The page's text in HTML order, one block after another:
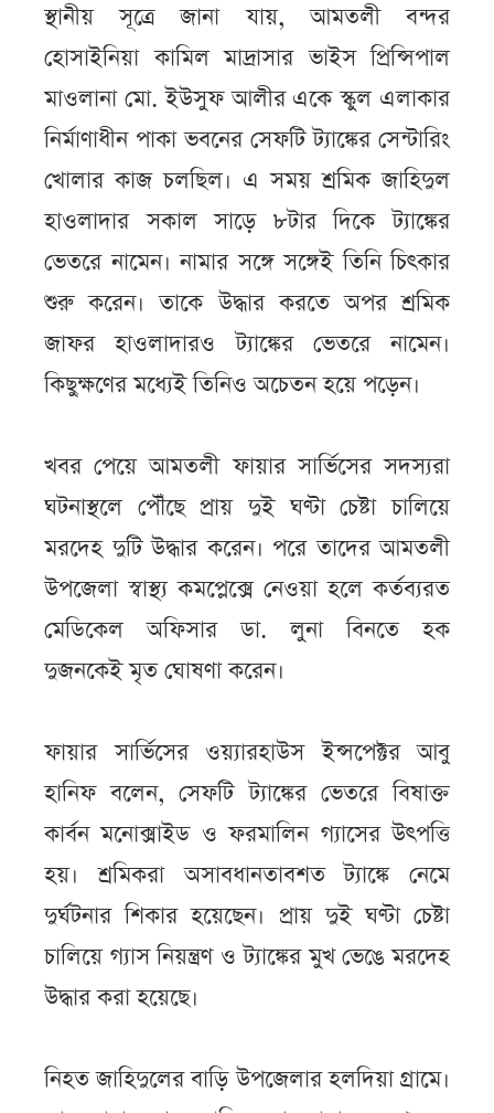
স্থানীয় সূত্রে জানা যায়, আমতলী বন্দর
হোসাইনিয়া কামিল মাদ্রাসার ভাইস প্রিন্সিপাল
মাওলানা মো. ইউসুফ আলীর একে স্কুল এলাকার
নির্মাণাধীন পাকা ভবনের সেফটি ট্যাঙ্কের সেন্টারিং
খোলার কাজ চলছিল। এ সময় শ্রমিক জাহিদুল
হাওলাদার সকাল সাড়ে ৮টার দিকে ট্যাঙ্কের
ভেতরে নামেন। নামার সঙ্গে সঙ্গেই তিনি চিৎকার
শুরু করেন। তাকে উদ্ধার করতে অপর শ্রমিক
জাফর হাওলাদারও ট্যাঙ্কের ভেতরে নামেন।
কিছুক্ষণের মধ্যেই তিনিও অচেতন হয়ে পড়েন।
খবর পেয়ে আমতলী ফায়ার সার্ভিসের সদস্যরা
ঘটনাস্থলে পৌঁছে প্রায় দুই ঘণ্টা চেষ্টা চালিয়ে
মরদেহ দুটি উদ্ধার করেন। পরে তাদের আমতলী
উপজেলা স্বাস্থ্য কমপ্লেক্সে নেওয়া হলে কর্তব্যরত
মেডিকেল অফিসার ডা. লুনা বিনতে হক
দুজনকেই মৃত ঘোষণা করেন।
ফায়ার সার্ভিসের ওয়্যারহাউস ইন্সপেক্টর আবু
হানিফ বলেন, সেফটি ট্যাঙ্কের ভেতরে বিষাক্ত
কার্বন মনোক্সাইড ও ফরমালিন গ্যাসের উৎপত্তি
হয়। শ্রমিকরা অসাবধানতাবশত ট্যাঙ্কে নেমে
দুর্ঘটনার শিকার হয়েছেন। প্রায় দুই ঘণ্টা চেষ্টা
চালিয়ে গ্যাস নিয়ন্ত্রণ ও ট্যাঙ্কের মুখ ভেঙে মরদেহ
উদ্ধার করা হয়েছে।
নিহত জাহিদুলের বাড়ি উপজেলার হলদিয়া গ্রামে।